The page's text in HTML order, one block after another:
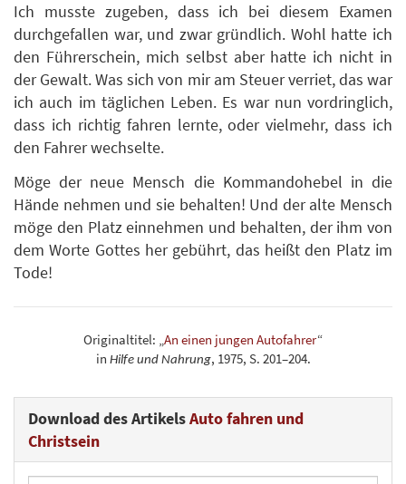
Ich musste zugeben, dass ich bei diesem Examen
durchgefallen war, und zwar gründlich. Wohl hatte ich
den Führerschein, mich selbst aber hatte ich nicht in
der Gewalt. Was sich von mir am Steuer verriet, das war
ich auch im täglichen Leben. Es war nun vordringlich,
dass ich richtig fahren lernte, oder vielmehr, dass ich
den Fahrer wechselte.
Möge der neue Mensch die Kommandohebel in die
Hände nehmen und sie behalten! Und der alte Mensch
möge den Platz einnehmen und behalten, der ihm von
dem Worte Gottes her gebührt, das heißt den Platz im
Tode!
Originaltitel: „ An einen jungen Autofahrer“
in Hilfe und Nahrung, 1975, S. 201–204.
Download des ArtikelsAuto fahren und
Christsein